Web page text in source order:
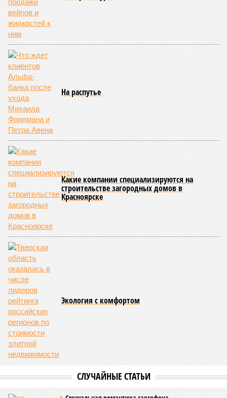
ЖК «Светлый мир «Станция Л»: та же группа компаний-
банкрот Seven Suns Development, та жеанонсированная
схема достройки через Capital Group осенью 2024 года, но
за прошедшие два года результатов, по словам дольщиков,
практически не видно. По
порталов, первую очередь ЖК строители обещают сдать к
декабрю 2026 г., вторую – к марту 2028-го. Но никто при
этом из кураторов стройки не задается вопросом: как эти
сроки должны материализоваться? На строительной
площадке, по свидетельствам дольщиков, регулярно
бывающих у забора, какая-либо техника отсутствует. Ни
бетононасосов, ни работающих кранов, ни признаков
мобилизации подрядчиков. При том, что до «декабря 2026»
осталось менее полугода.
Если в «Сказочном лесу» техзаказчик публично
отчитывался о поэтапной готовности – 90%, затем 97%, с
конкретными инженерными работами (усиление
монолитных конструкций, устранение проектных ошибок) –
то по «Станции Л» подобной публичной отчётности
дольщики не видят. Ни Capital Group, ни кураторы
строительства не подтверждают ни соблюдения графика
строительства, ни объёма фактически выполненных работ.
Напрашивается закономерный вопрос: если
декларируемая «Capital Group модель (достраивать
проблемные объекты SSD») сработала на
Лосиноостровской, почему она не масштабируется на
Люблино? И означает ли отсутствие техники на площадке,
что в реальности подрядчик по «Станции Л» ещё даже не
определён?Митинги
последние месяцы в личном общении нам перестали